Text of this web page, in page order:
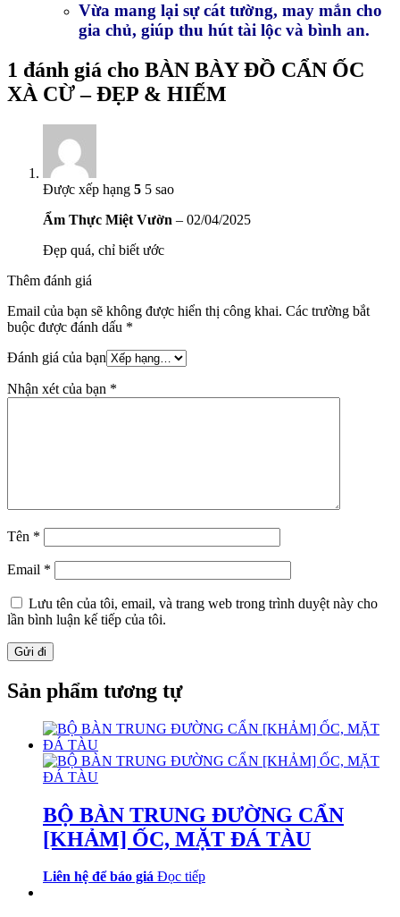
Vừa mang lại sự cát tường, may mắn cho
gia chủ, giúp thu hút tài lộc và bình an.
1 đánh giá cho BÀN BÀY ĐỒ CẨN ỐC
XÀ CỪ – ĐẸP & HIẾM
Được xếp hạng 5 5 sao
Ẩm Thực Miệt Vườn – 02/04/2025
Đẹp quá, chỉ biết ước
Thêm đánh giá
Email của bạn sẽ không được hiển thị công khai. Các trường bắt
buộc được đánh dấu *
Đánh giá của bạn
Nhận xét của bạn *
Tên *
Email *
Lưu tên của tôi, email, và trang web trong trình duyệt này cho
lần bình luận kế tiếp của tôi.
Sản phẩm tương tự
BỘ BÀN TRUNG ĐƯỜNG CẨN
[KHẢM] ỐC, MẶT ĐÁ TÀU
Liên hệ để báo giá Đọc tiếp